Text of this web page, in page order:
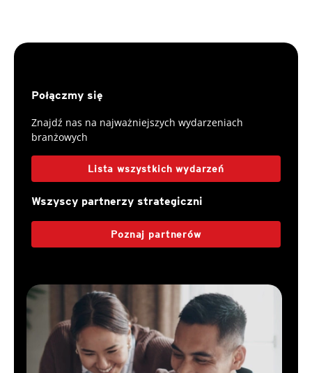
Połączmy się
Znajdź nas na najważniejszych wydarzeniach
branżowych
Lista wszystkich wydarzeń
Wszyscy partnerzy strategiczni
Poznaj partnerów